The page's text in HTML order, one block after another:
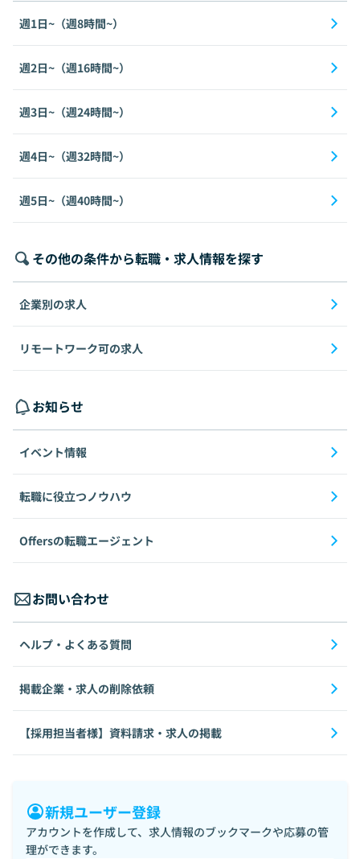
週1日~（週8時間~）
週2日~（週16時間~）
週3日~（週24時間~）
週4日~（週32時間~）
週5日~（週40時間~）
その他の条件から転職・求人情報を探す
企業別の求人
リモートワーク可の求人
お知らせ
イベント情報
転職に役立つノウハウ
Offersの転職エージェント
お問い合わせ
ヘルプ・よくある質問
掲載企業・求人の削除依頼
【採用担当者様】資料請求・求人の掲載
新規ユーザー登録
アカウントを作成して、求人情報のブックマークや応募の管
理ができます。